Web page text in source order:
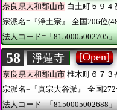
奈良県大和郡山市 白土町５９４
宗派名=『浄土宗』
全国206位
法人コード=「8150005002705」
58 淨蓮寺 [Open]
奈良県大和郡山市 椎木町６７３
宗派名=『真宗大谷派』
全国
法人コード=「8150005002688」